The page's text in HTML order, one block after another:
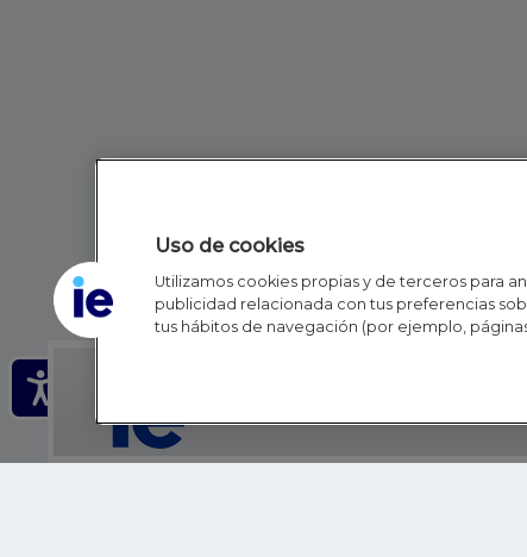
Uso de cookies
Utilizamos cookies propias y de terceros para
publicidad relacionada con tus preferencias
tus hábitos de navegación (por ejemplo, páginas